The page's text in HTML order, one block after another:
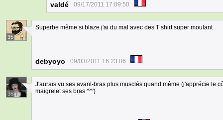
valdé 09/17/2011 17:09:50
35
Superbe même si blaze j'ai du mal avec des T shirt super moulant
debyoyo 09/03/2011 16:23:06
36
J'aurais vu ses avant-bras plus musclés quand même (j'apprécie le
maigrelet ses bras ^^')